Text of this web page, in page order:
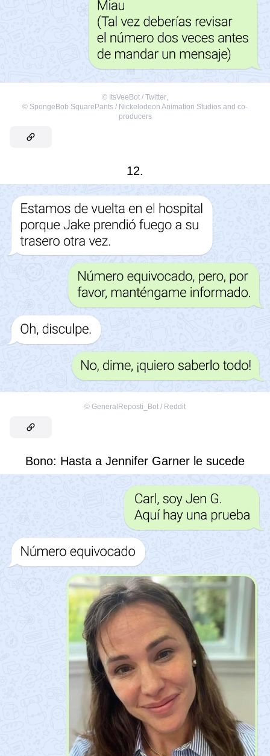
© ItsVeeBot / Twitter,
© SpongeBob SquarePants / Nickelodeon Animation Studios and co-
producers
12.
© GeneralReposti_Bot / Reddit
Bono: Hasta a Jennifer Garner le sucede